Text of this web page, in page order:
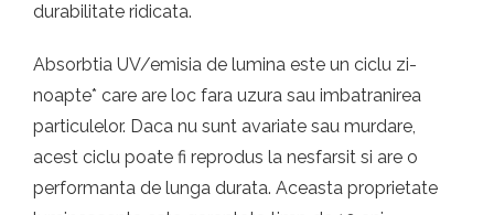
durabilitate ridicata.
Absorbtia UV/emisia de lumina este un ciclu zi-
noapte* care are loc fara uzura sau imbatranirea
particulelor. Daca nu sunt avariate sau murdare,
acest ciclu poate fi reprodus la nesfarsit si are o
performanta de lunga durata. Aceasta proprietate